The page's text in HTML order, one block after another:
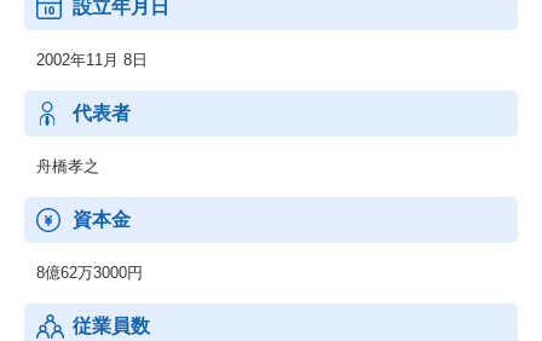
も活用されています。
【３】ITサービス事業：
自社開発の人事・総務サポートシステム「Leaf」は、教育管理や
人的資本管理、目標管理、ストレスチェックなど多機能を備え、
アクティブユーザー数は449万人を超えています。
eラーニングや動画教材の制作・提供、AI・RPA活用支援、DX推
進支援、人材紹介、Web制作など、多岐にわたるサービスで顧客
設立年月日
2002年11月 8日
代表者
舟橋孝之
資本金
8億62万3000円
従業員数